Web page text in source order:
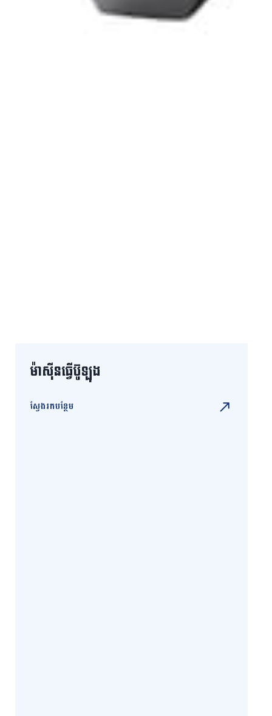
ម៉ាស៊ីនធ្វើប៊ូឡុង
ស្វែងរកបន្ថែម